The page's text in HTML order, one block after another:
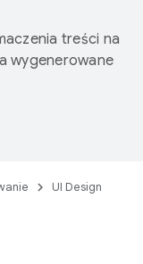
treści na
wygenerowane
UI Design